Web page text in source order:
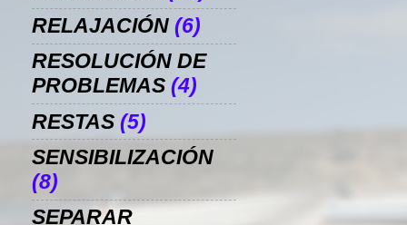
RELAJACIÓN (6)
RESOLUCIÓN DE
PROBLEMAS (4)
RESTAS (5)
SENSIBILIZACIÓN
(8)
SEPARAR